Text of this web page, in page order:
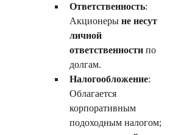
Ответственность:
Акционеры не несут
личной
ответственности по
долгам.
Налогообложение:
Облагается
корпоративным
подоходным налогом;